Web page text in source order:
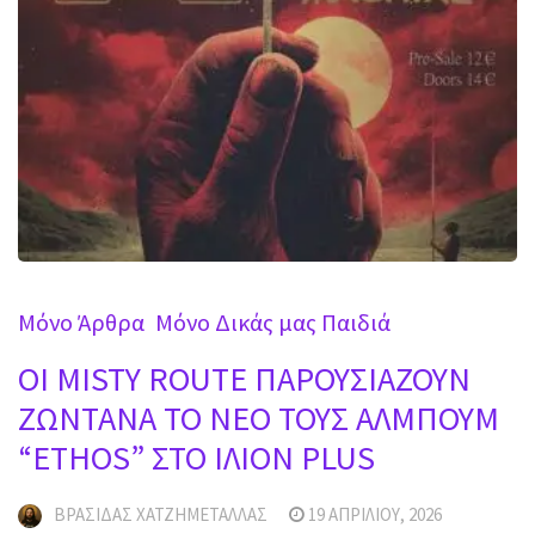
Mόνο Άρθρα Μόνο Δικάς μας Παιδιά
OI MISTY ROUTE ΠΑΡΟΥΣΙΑΖΟΥΝ
ΖΩΝΤΑΝΑ ΤΟ ΝΕΟ ΤΟΥΣ ΑΛΜΠΟΥΜ
“ETHOS” ΣΤΟ ΙΛΙΟΝ PLUS
ΒΡΑΣΊΔΑΣ ΧΑΤΖΗΜΕΤΑΛΛΆΣ 19 ΑΠΡΙΛΊΟΥ, 2026